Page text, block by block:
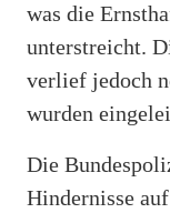
was die
unterstreicht.
verlief jedoch
wurden
Die
Hindernisse